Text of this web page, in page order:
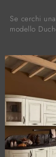
Se cerchi
modello